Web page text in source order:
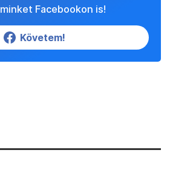
Facebookon is!
Követem!